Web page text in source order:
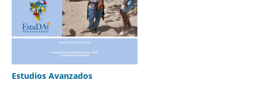
Estudios Avanzados